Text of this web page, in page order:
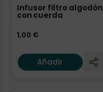
Infusor filtro algodón
con cuerda
1,00 €
Añadir